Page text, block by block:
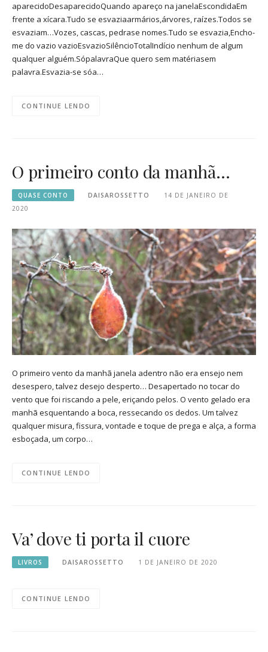
aparecidoDesaparecidoQuando apareço na janelaEscondidaEm
frente a xícara.Tudo se esvaziaarmários,árvores, raízes.Todos se
esvaziam…Vozes, cascas, pedrase nomes.Tudo se esvazia,Encho-
me do vazio vazioEsvazioSilêncioTotalIndício nenhum de algum
qualquer alguém.SópalavraQue quero sem matériasem
palavra.Esvazia-se sóa…
CONTINUE LENDO
O primeiro conto da manhã…
QUASE CONTO DAISAROSSETTO
14 DE JANEIRO DE
2020
O primeiro vento da manhã janela adentro não era ensejo nem
desespero, talvez desejo desperto… Desapertado no tocar do
vento que foi riscando a pele, eriçando pelos. O vento gelado era
manhã esquentando a boca, ressecando os dedos. Um talvez
qualquer misura, fissura, vontade e toque de prega e alça, a forma
esboçada, um corpo…
CONTINUE LENDO
Va’ dove ti porta il cuore
LIVROS DAISAROSSETTO 1 DE JANEIRO DE 2020
CONTINUE LENDO